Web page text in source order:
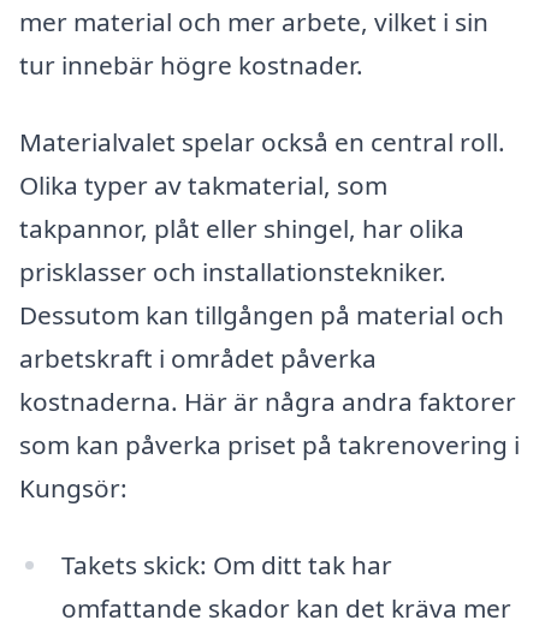
mer material och mer arbete, vilket i sin
tur innebär högre kostnader.
Materialvalet spelar också en central roll.
Olika typer av takmaterial, som
takpannor, plåt eller shingel, har olika
prisklasser och installationstekniker.
Dessutom kan tillgången på material och
arbetskraft i området påverka
kostnaderna. Här är några andra faktorer
som kan påverka priset på takrenovering i
Kungsör:
Takets skick: Om ditt tak har
omfattande skador kan det kräva mer